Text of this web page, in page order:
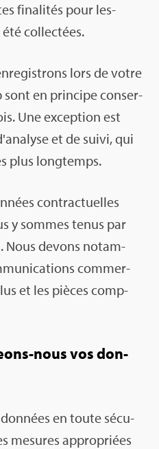
fina­li­tés pour les­
col­lec­tées.
lors de votre
sont en prin­cipe conser­
Une excep­tion est
et de suivi, qui
plus long­temps.
contrac­tuelles
y sommes tenus par
Nous devons notam­
com­mer­
et les pièces comp­
nous vos don­
en toute sécu­
mesures appro­priées